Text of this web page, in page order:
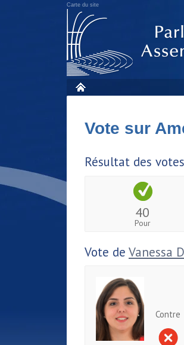
Carte du site
Vote sur
Résultat des
40
Pour
Vote de Vanessa
Contre